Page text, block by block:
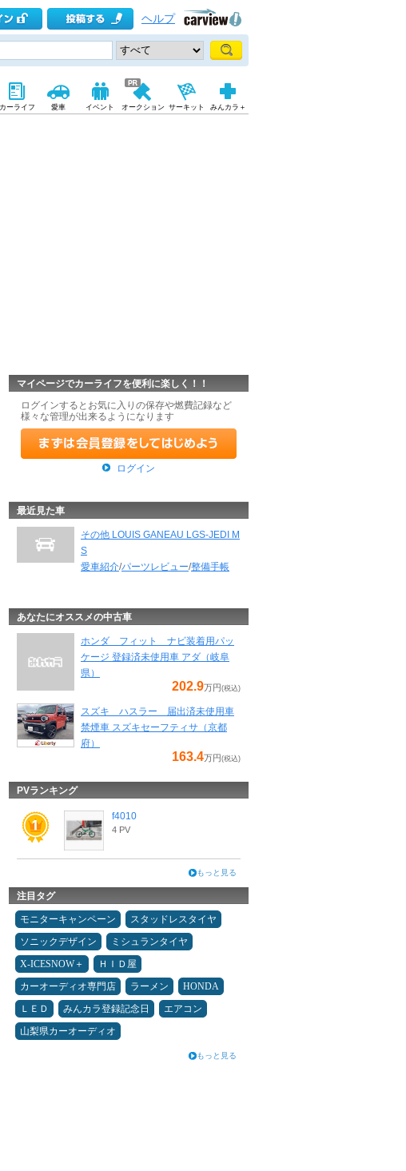
ヘルプ
カーライフ 愛車 イベント オークション サーキット みんカラ＋
マイページでカーライフを便利に楽しく！！
ログインするとお気に入りの保存や燃費記録など
様々な管理が出来るようになります
ログイン
最近見た車
その他 LOUIS GANEAU LGS-JEDI M
S
愛車紹介/パーツレビュー/整備手帳
あなたにオススメの中古車
ホンダ フィット ナビ装着用パッ
ケージ 登録済未使用車 アダ（岐阜
県）
202.9万円(税込)
スズキ ハスラー 届出済未使用車
禁煙車 スズキセーフティサ（京都
府）
163.4万円(税込)
PVランキング
f4010
4 PV
もっと見る
注目タグ
モニターキャンペーン
スタッドレスタイヤ
ソニックデザイン
ミシュランタイヤ
X-ICESNOW＋
ＨＩＤ屋
カーオーディオ専門店
ラーメン
HONDA
ＬＥＤ
みんカラ登録記念日
エアコン
山梨県カーオーディオ
もっと見る